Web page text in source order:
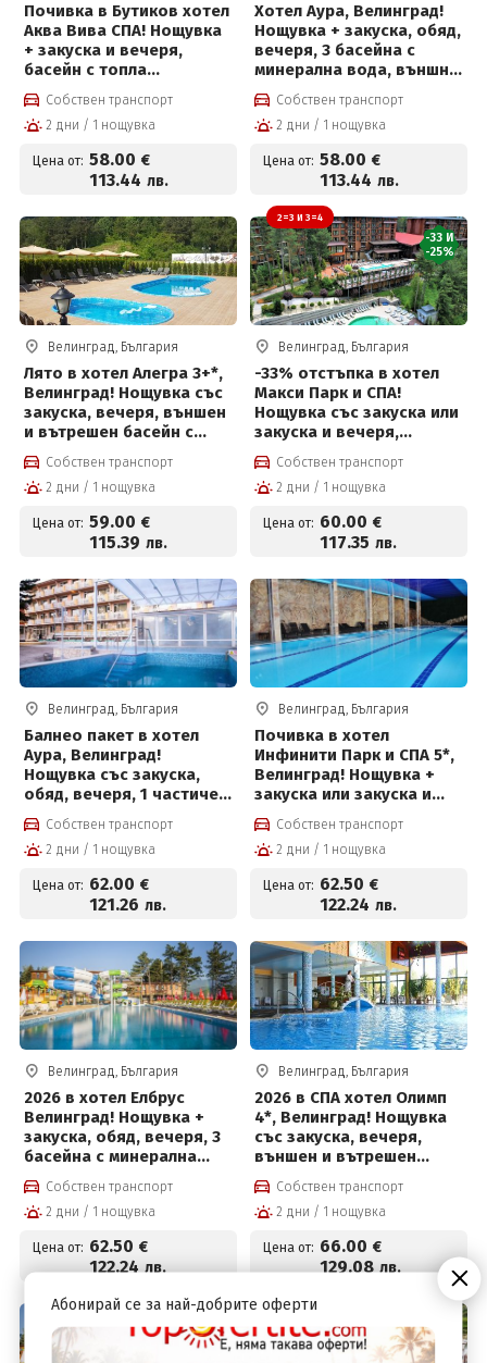
Почивка в Бутиков хотел
Аква Вива СПА! Нощувка
+ закуска и вечеря,
басейн с топла
минерална вода и Уелнес
пакет за 58 евро на
човек
Собствен транспорт
2 дни / 1 нощувка
Цена от: 58.00 €
113.44 лв.
Хотел Аура, Велинград!
Нощувка + закуска, обяд,
вечеря, 3 басейна с
минерална вода, външно
джакузи, солен басейн и
Уелнес зона на цена от
58 €
Собствен транспорт
2 дни / 1 нощувка
Цена от: 58.00 €
113.44 лв.
Велинград, България
Лято в хотел Алегра 3+*,
Велинград! Нощувка със
закуска, вечеря, външен
и вътрешен басейн с
минерална вода,
джакузи и СПА за 59 € на
човек
Собствен транспорт
2 дни / 1 нощувка
Цена от: 59.00 €
115.39 лв.
2=3 И 3=4
-33 И
-25%
Велинград, България
-33% отстъпка в хотел
Макси Парк и СПА!
Нощувка със закуска или
закуска и вечеря,
външни и вътрешни
басейни с минерална
вода, джакузи, топила и
деца до 12г
Собствен транспорт
2 дни / 1 нощувка
Цена от: 60.00 €
117.35 лв.
Велинград, България
Балнео пакет в хотел
Аура, Велинград!
Нощувка със закуска,
обяд, вечеря, 1 частичен
масаж, 2 физиотерапии,
вътрешен и външен
басейн с лечебна
център за 62 € на човек
Собствен транспорт
2 дни / 1 нощувка
Цена от: 62.00 €
121.26 лв.
Велинград, България
Почивка в хотел
Инфинити Парк и СПА 5*,
Велинград! Нощувка +
закуска или закуска и
вечеря, вътрешни
термални басейни и СПА
пакет
Собствен транспорт
2 дни / 1 нощувка
Цена от: 62.50 €
122.24 лв.
Велинград, България
2026 в хотел Елбрус
Велинград! Нощувка +
закуска, обяд, вечеря, 3
басейна с минерална
вода, солен басейн на
цени от 62.50 € на човек
Собствен транспорт
2 дни / 1 нощувка
Цена от: 62.50 €
122.24 лв.
Велинград, България
2026 в СПА хотел Олимп
4*, Велинград! Нощувка
със закуска, вечеря,
външен и вътрешен
басейн с минерална вода
и СПА пакет на цени от
66 € на човек
Собствен транспорт
2 дни / 1 нощувка
Цена от: 66.00 €
129.08 лв.
Абонирай се за най-добрите оферти